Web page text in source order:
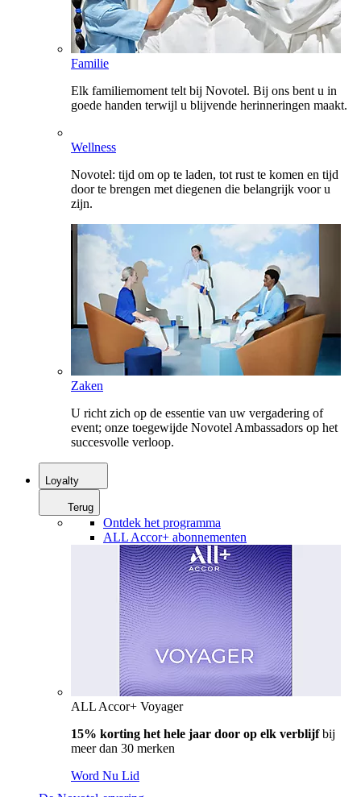
Familie
Elk familiemoment telt bij Novotel. Bij ons bent u in
goede handen terwijl u blijvende herinneringen maakt.
Wellness
Novotel: tijd om op te laden, tot rust te komen en tijd
door te brengen met diegenen die belangrijk voor u
zijn.
Zaken
U richt zich op de essentie van uw vergadering of
event; onze toegewijde Novotel Ambassadors op het
succesvolle verloop.
Loyalty
Terug
Ontdek het programma
ALL Accor+ abonnementen
ALL Accor+ Voyager
15% korting het hele jaar door op elk verblijfbij
meer dan 30 merken
Word Nu Lid